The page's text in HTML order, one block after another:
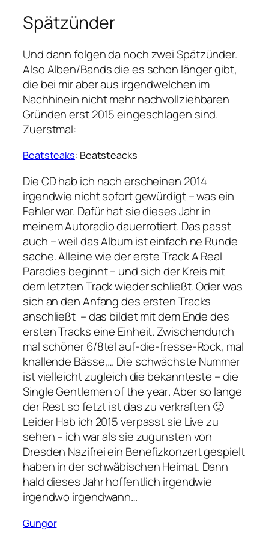
Spätzünder
Und dann folgen da noch zwei Spätzünder.
Also Alben/Bands die es schon länger gibt,
die bei mir aber aus irgendwelchen im
Nachhinein nicht mehr nachvollziehbaren
Gründen erst 2015 eingeschlagen sind.
Zuerstmal:
Beatsteaks: Beatsteacks
Die CD hab ich nach erscheinen 2014
irgendwie nicht sofort gewürdigt – was ein
Fehler war. Dafür hat sie dieses Jahr in
meinem Autoradio dauerrotiert. Das passt
auch – weil das Album ist einfach ne Runde
sache. Alleine wie der erste TrackA Real
Paradies beginnt – und sich der Kreis mit
dem letzten Track wieder schließt. Oder was
sich an den Anfang des ersten Tracks
anschließt – das bildet mit dem Ende des
ersten Tracks eine Einheit. Zwischendurch
mal schöner 6/8tel auf-die-fresse-Rock, mal
knallende Bässe,… Die schwächste Nummer
ist vielleicht zugleich die bekannteste – die
SingleGentlemen of the year. Aber so lange
der Rest so fetzt ist das zu verkraften 🙂
Leider Hab ich 2015 verpasst sie Live zu
sehen – ich war als sie zugunsten von
Dresden Nazifrei ein Benefizkonzert gespielt
haben in der schwäbischen Heimat. Dann
hald dieses Jahr hoffentlich irgendwie
irgendwo irgendwann…
Gungor